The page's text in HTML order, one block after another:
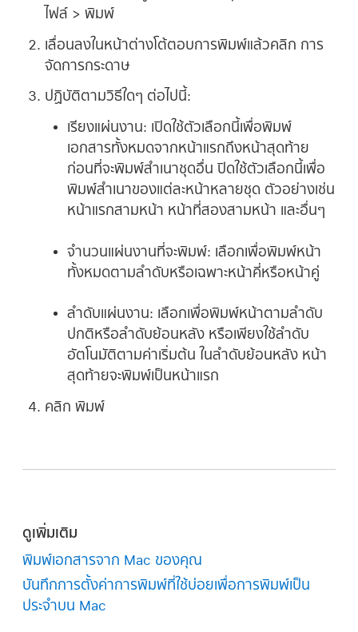
ไฟล์ > พิมพ์
เลื่อนลงในหน้าต่างโต้ตอบการพิมพ์แล้วคลิก การ
จัดการกระดาษ
ปฏิบัติตามวิธีใดๆ ต่อไปนี้:
เรียงแผ่นงาน: เปิดใช้ตัวเลือกนี้เพื่อพิมพ์
เอกสารทั้งหมดจากหน้าแรกถึงหน้าสุดท้าย
ก่อนที่จะพิมพ์สำเนาชุดอื่น ปิดใช้ตัวเลือกนี้เพื่อ
พิมพ์สำเนาของแต่ละหน้าหลายชุด ตัวอย่างเช่น
หน้าแรกสามหน้า หน้าที่สองสามหน้า และอื่นๆ
จำนวนแผ่นงานที่จะพิมพ์: เลือกเพื่อพิมพ์หน้า
ทั้งหมดตามลำดับหรือเฉพาะหน้าคี่หรือหน้าคู่
ลำดับแผ่นงาน: เลือกเพื่อพิมพ์หน้าตามลำดับ
ปกติหรือลำดับย้อนหลัง หรือเพียงใช้ลำดับ
อัตโนมัติตามค่าเริ่มต้น ในลำดับย้อนหลัง หน้า
สุดท้ายจะพิมพ์เป็นหน้าแรก
คลิก พิมพ์
ดูเพิ่มเติม
พิมพ์เอกสารจาก Mac ของคุณ
บันทึกการตั้งค่าการพิมพ์ที่ใช้บ่อยเพื่อการพิมพ์เป็น
ประจำบน Mac